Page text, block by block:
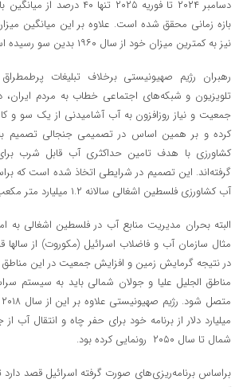
دسامبر ۲۰۲۴ تا فوریه ۲۰۲۵
بازه زمانی محقق شده است. علاوه بر این میانگین
نیز به کمترین میزان خود از سال ۱۹۶۰ بدین سو رسیده است.
رهبران رژیم صهیونیستی برخلاف تبلیغات
تلویزیون و شبکه‌های اجتماعی خطاب به مردم
جمعیت و نیاز روزافزون به آب آشامیدنی از یک سو و
کرده‌ و بر همین اساس در تصمیمی جنجالی تصمیم
کشاورزی با هدف تامین حداکثری آب قابل شرب
گرفته‌اند. این تصمیم در شرایطی اتخاذ شده است که
آب کشاورزی فلسطین اشغالی سالانه ۱.۲ میلیارد متر مکعب است.
البته بحران مدیریت منابع آب در فلسطین اشغالی
مثال سازمان آب و فاضلاب اسرائیل (مکوروت) از
در نتیجه گرمایش زمین و افزایش جمعیت در این
مناطق الجلیل علیا و جولان شمالی باید به سیستم
میلیارد دلار از برنامه خود برای حفر چاه و انتقال آب
شمال تا سال ۲۰۵۰ رونمایی کرده بود.